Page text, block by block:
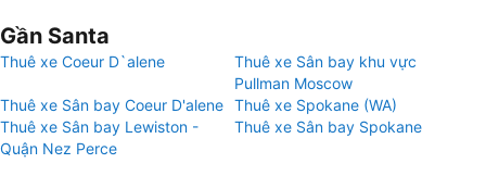
Gần Santa
Thuê xe Coeur D`alene
Thuê xe Sân bay khu vực
Pullman Moscow
Thuê xe Sân bay Coeur D'alene Thuê xe Spokane (WA)
Thuê xe Sân bay Lewiston -
Quận Nez Perce
Thuê xe Sân bay Spokane